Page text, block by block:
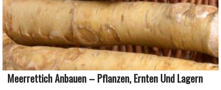
Meerrettich Anbauen – Pflanzen, Ernten Und Lagern